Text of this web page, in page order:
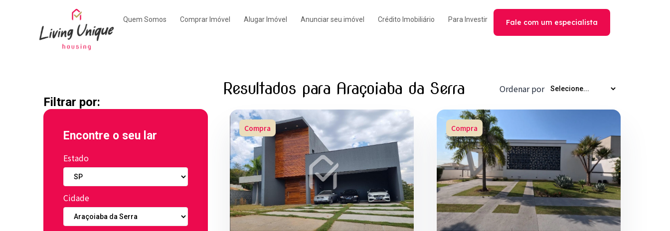
Quem Somos Comprar Imóvel Alugar Imóvel Anunciar seu imóvel Crédito Imobiliário Para Investir Fale com um especialista
Filtrar por:
Encontre o seu lar
Estado
Cidade
Resultados para Araçoiaba da Serra Ordenar por
Compra Compra